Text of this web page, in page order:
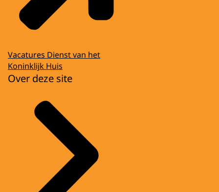
Vacatures Dienst van het
Koninklijk Huis
Over deze site